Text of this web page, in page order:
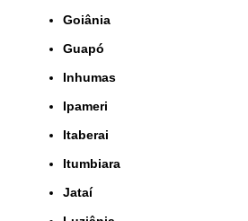
Goiânia
Guapó
Inhumas
Ipameri
Itaberai
Itumbiara
Jataí